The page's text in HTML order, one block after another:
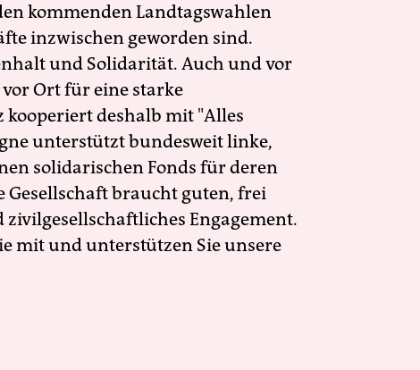
kommenden Landtagswahlen
inzwischen geworden sind.
und Solidarität. Auch und vor
Ort für eine starke
kooperiert deshalb mit "Alles
unterstützt bundesweit linke,
solidarischen Fonds für deren
Gesellschaft braucht guten, frei
Engagement.
mit und unterstützen Sie unsere